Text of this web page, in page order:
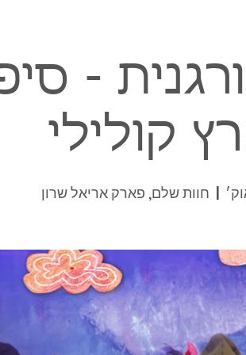
-
קולילי
  |
חוות שלם, פארק אריאל שרון